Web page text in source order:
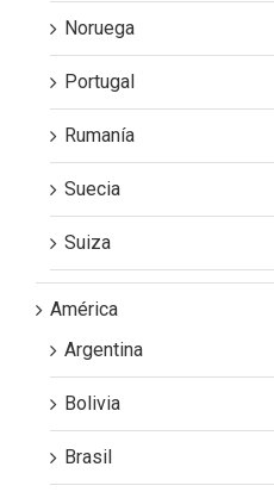
Noruega
Portugal
Rumanía
Suecia
Suiza
América
Argentina
Bolivia
Brasil